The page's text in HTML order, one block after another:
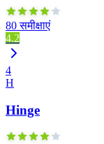
80 समीक्षाएं
4.2
4
H
Hinge